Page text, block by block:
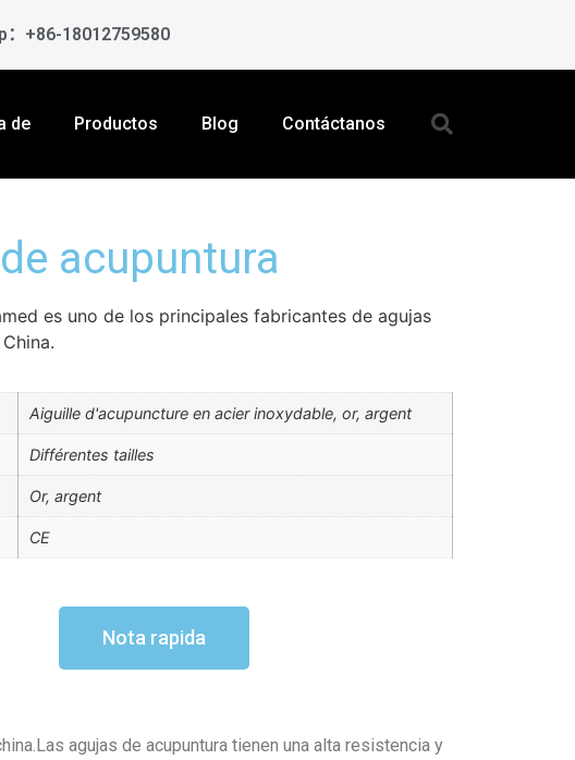
+86-18012759580
de Productos Blog Contáctanos
acupuntura
es uno de los principales fabricantes de agujas
Aiguille d'acupuncture en acier inoxydable, or, argent
Différentes tailles
Or, argent
CE
Nota rapida
agujas de acupuntura tienen una alta resistencia y